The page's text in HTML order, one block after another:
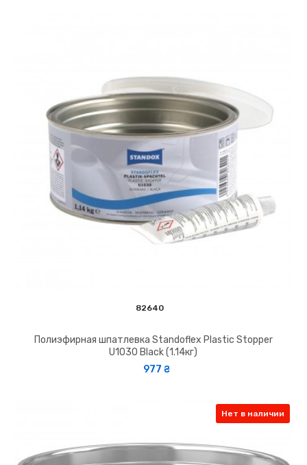
82640
Полиэфирная шпатлевка Standoflex Plastic Stopper
U1030 Black (1.14кг)
977 ₴
Нет в наличии